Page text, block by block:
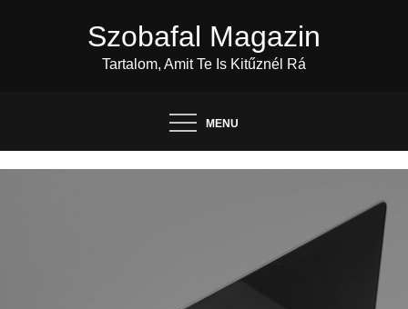
Szobafal Magazin
Tartalom, Amit Te Is Kitűznél Rá
MENU